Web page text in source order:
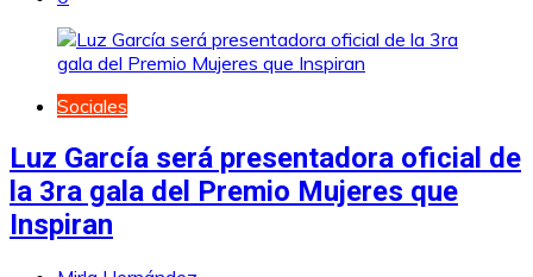
Sociales
Luz García será presentadora oficial de
la 3ra gala del Premio Mujeres que
Inspiran